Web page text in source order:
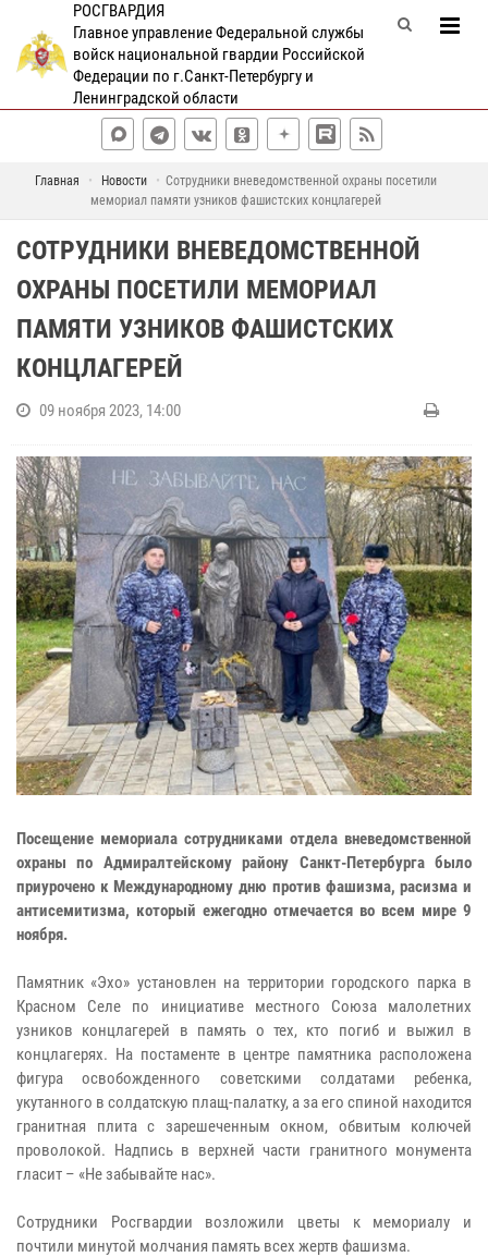
РОСГВАРДИЯ
Главное управление Федеральной службы
войск национальной гвардии Российской
Федерации по г.Санкт-Петербургу и
Ленинградской области
Главная Новости
Сотрудники вневедомственной охраны посетили
мемориал памяти узников фашистских концлагерей
СОТРУДНИКИ ВНЕВЕДОМСТВЕННОЙ
ОХРАНЫ ПОСЕТИЛИ МЕМОРИАЛ
ПАМЯТИ УЗНИКОВ ФАШИСТСКИХ
КОНЦЛАГЕРЕЙ
09 ноября 2023, 14:00
Посещение мемориала сотрудниками отдела вневедомственной
охраны по Адмиралтейскому району Санкт-Петербурга было
приурочено к Международному дню против фашизма, расизма и
антисемитизма, который ежегодно отмечается во всем мире 9
ноября.
Памятник «Эхо» установлен на территории городского парка в
Красном Селе по инициативе местного Союза малолетних
узников концлагерей в память о тех, кто погиб и выжил в
концлагерях. На постаменте в центре памятника расположена
фигура освобожденного советскими солдатами ребенка,
укутанного в солдатскую плащ-палатку, а за его спиной находится
гранитная плита с зарешеченным окном, обвитым колючей
проволокой. Надпись в верхней части гранитного монумента
гласит – «Не забывайте нас».
Сотрудники Росгвардии возложили цветы к мемориалу и
почтили минутой молчания память всех жертв фашизма.